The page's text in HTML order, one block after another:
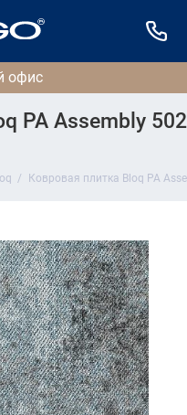
PA Assembly
Ковровая плитка Bloq PA